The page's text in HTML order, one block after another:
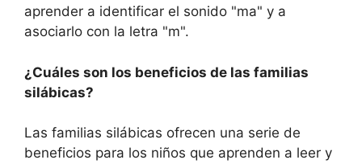
aprender a identificar el sonido "ma" y a
asociarlo con la letra "m".
¿Cuáles son los beneficios de las familias
silábicas?
Las familias silábicas ofrecen una serie de
beneficios para los niños que aprenden a leer y